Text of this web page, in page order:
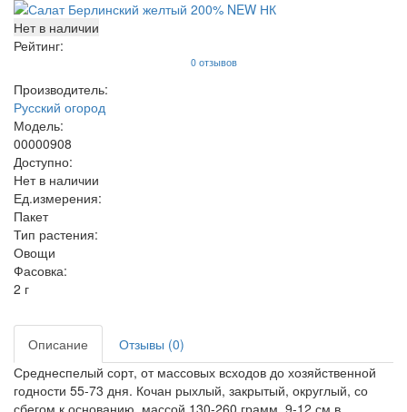
Нет в наличии
Рейтинг:
0 отзывов
Производитель:
Русский огород
Модель:
00000908
Доступно:
Нет в наличии
Ед.измерения:
Пакет
Тип растения:
Овощи
Фасовка:
2 г
Описание
Отзывы (0)
Среднеспелый сорт, от массовых всходов до хозяйственной
годности 55-73 дня. Кочан рыхлый, закрытый, округлый, со